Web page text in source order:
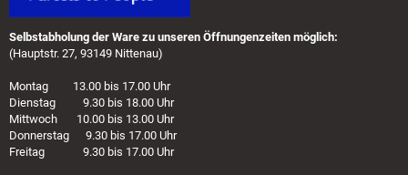
Selbstabholung der Ware zu unseren Öffnungenzeiten möglich:
(Hauptstr. 27, 93149 Nittenau)
Montag 13.00 bis 17.00 Uhr
Dienstag 9.30 bis 18.00 Uhr
Mittwoch 10.00 bis 13.00 Uhr
Donnerstag 9.30 bis 17.00 Uhr
Freitag 9.30 bis 17.00 Uhr